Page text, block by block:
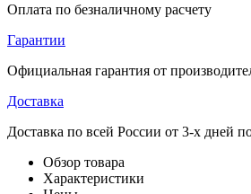
Оплата по безналичному расчету
Гарантии
Официальная гарантия от
Доставка
Доставка по всей России от 3-х дней
Обзор товара
Характеристики